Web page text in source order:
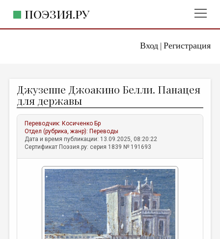
Вход| Регистрация
ПОЭЗИЯ.РУ
ЖАНРЫ
АВТОРЫ
КОММЕНТАРИИ
ЛИТСАЛОН
ПРАВИЛА САЙТА
ОТДЕЛЫ И РУБРИКИ
ИЗБРАННОЕ
ДАЙДЖЕСТ
Джузеппе Джоакино Белли. Панацея
для державы
Переводчик: Косиченко Бр
Отдел (рубрика, жанр): Переводы
Дата и время публикации: 13.09.2025, 08:20:22
Сертификат Поэзия.ру: серия 1839 № 191693